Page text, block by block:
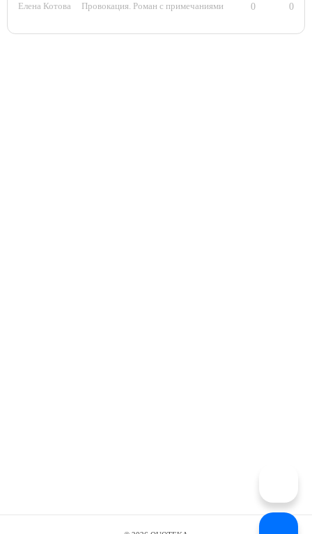
Елена Котова Провокация. Роман с примечаниями 0 0